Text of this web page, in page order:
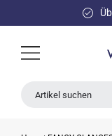
INHALT
Artikel suchen